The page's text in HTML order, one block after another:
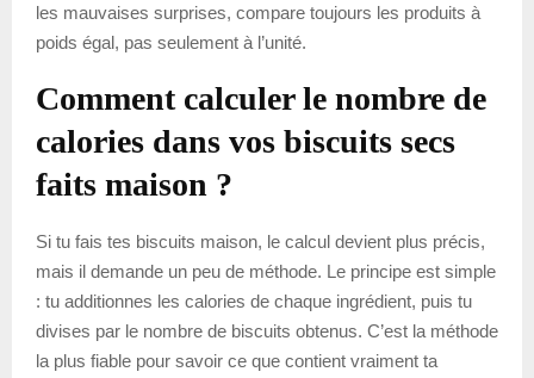
les mauvaises surprises, compare toujours les produits à
poids égal, pas seulement à l’unité.
Comment calculer le nombre de
calories dans vos biscuits secs
faits maison ?
Si tu fais tes biscuits maison, le calcul devient plus précis,
mais il demande un peu de méthode. Le principe est simple
: tu additionnes les calories de chaque ingrédient, puis tu
divises par le nombre de biscuits obtenus. C’est la méthode
la plus fiable pour savoir ce que contient vraiment ta